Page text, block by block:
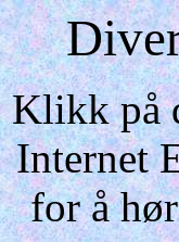
Klikk på
Internet
for å